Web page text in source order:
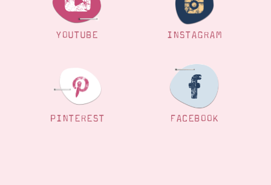
YOUTUBE INSTAGRAM
PINTEREST FACEBOOK